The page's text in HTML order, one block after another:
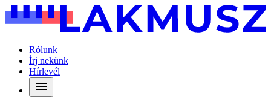
Rólunk
Írj nekünk
Hírlevél